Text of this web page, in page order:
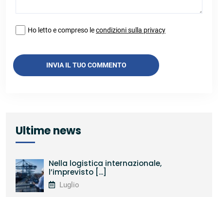
Ho letto e compreso lecondizioni sulla privacy
INVIA IL TUO COMMENTO
Ultime news
Nella logistica internazionale,
l’imprevisto [...]
Luglio